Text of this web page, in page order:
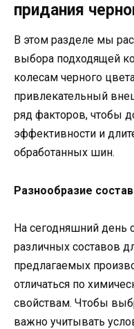
придания
В этом разделе мы
выбора подходящей
колесам черного
привлекательный
ряд факторов, чтобы
эффективности и
обработанных шин.
Разнообразие
На сегодняшний день
различных составов
предлагаемых
отличаться по
свойствам. Чтобы
важно учитывать